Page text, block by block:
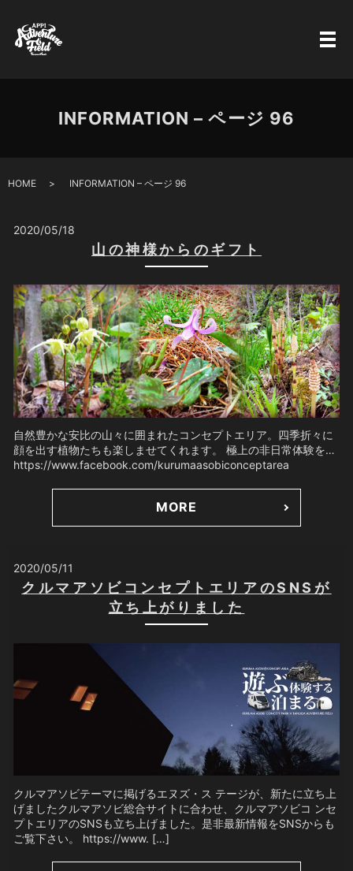
INFORMATION – ページ 96
HOME INFORMATION – ページ 96
2020/05/18
山の神様からのギフト
自然豊かな安比の山々に囲まれたコンセプトエリア。四季折々に
顔を出す植物たちも楽しませてくれます。 極上の非日常体験を…
https://www.facebook.com/kurumaasobiconceptarea
MORE
2020/05/11
クルマアソビコンセプトエリアのSNSが
立ち上がりました
クルマアソビテーマに掲げるエヌズ・ス テージが、新たに立ち上
げましたクルマアソビ総合サイトに合わせ、クルマアソビコ ンセ
プトエリアのSNSも立ち上げました。是非最新情報をSNSからも
ご覧下さい。 https://www. […]